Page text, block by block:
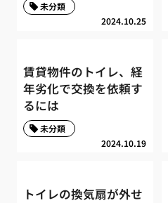
2024.10.25
未分類
賃貸物件のトイレ、経
年劣化で交換を依頼す
るには
2024.10.19
未分類
トイレの換気扇が外せ